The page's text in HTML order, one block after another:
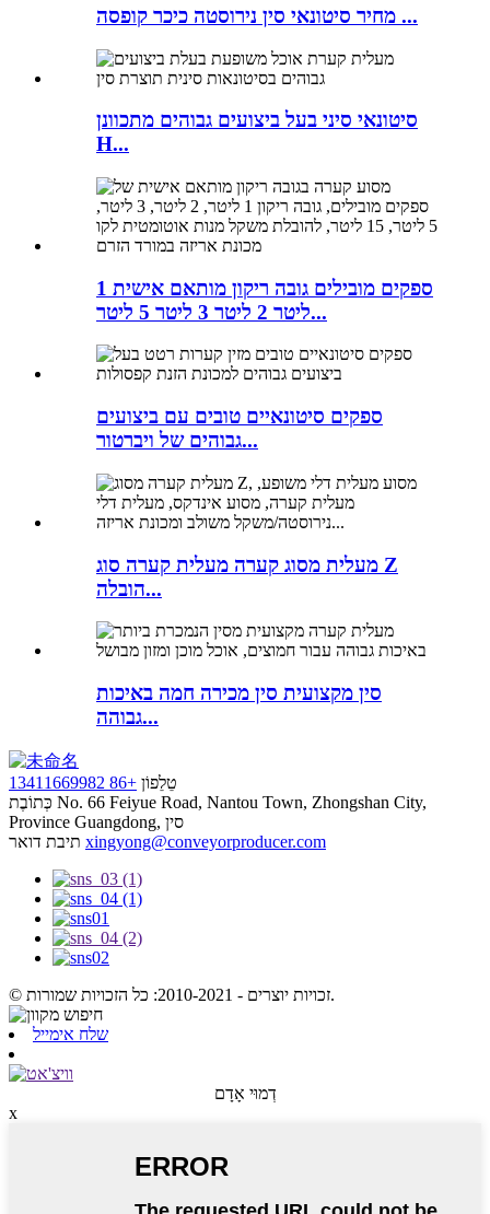
מחיר סיטונאי סין נירוסטה כיכר קופסה ...
סיטונאי סיני בעל ביצועים גבוהים מתכוונן
H...
ספקים מובילים גובה ריקון מותאם אישית 1
ליטר 2 ליטר 3 ליטר 5 ליטר...
ספקים סיטונאיים טובים עם ביצועים
גבוהים של ויברטור...
מעלית מסוג קערה מעלית קערה סוג Z
הובלה...
סין מקצועית סין מכירה חמה באיכות
גבוהה...
טֵלֵפוֹן +86 13411669982
כְּתוֹבֶת No. 66 Feiyue Road, Nantou Town, Zhongshan City,
Province Guangdong, סין
תיבת דואר xingyong@conveyorproducer.com
© זכויות יוצרים - 2010-2021: כל הזכויות שמורות.
שלח אימייל
דְמוּי אָדָם
x